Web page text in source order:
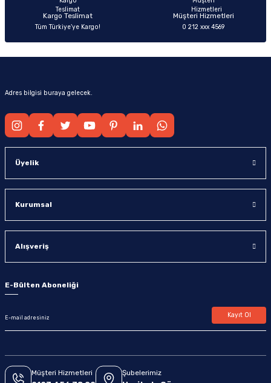
Kargo Teslimat
Tüm Türkiye’ye Kargo!
Müşteri Hizmetleri
0 212 xxx 4569
Adres bilgisi buraya gelecek.
Üyelik
Kurumsal
Alışveriş
E-Bülten Aboneliği
Kayıt Ol
Müşteri Hizmetleri Şubelerimiz